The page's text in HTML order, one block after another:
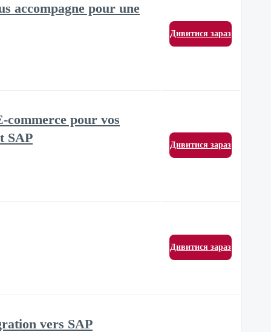
accompagne pour une
Дивитися зараз
commerce pour vos
SAP
Дивитися зараз
Дивитися зараз
vers SAP